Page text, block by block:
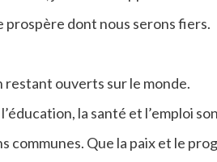
prospère dont nous serons fiers.
ouverts sur le monde.
la santé et l’emploi
communes. Que la paix et le